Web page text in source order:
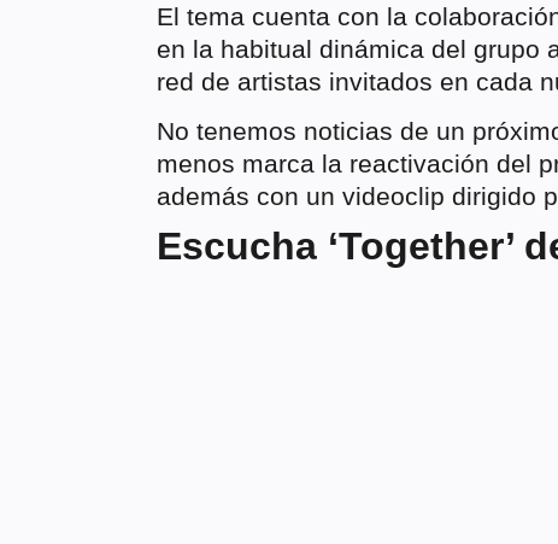
El tema cuenta con la
en la habitual dinámica del grupo
red de artistas invitados en cada
No tenemos noticias de un
menos marca la reactivación del
además con un videoclip dirigido
Escucha ‘Together’